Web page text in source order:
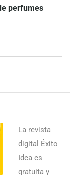
perfumes
La revista
digital Éxito
Idea es
gratuita y